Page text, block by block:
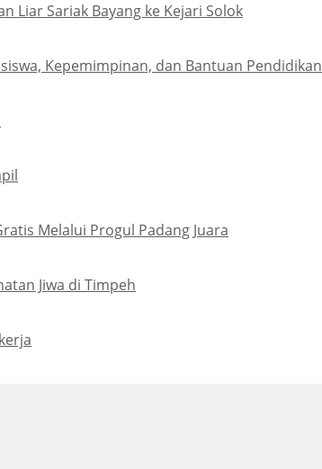
Liar Sariak Bayang ke Kejari Solok
Kepemimpinan, dan Bantuan Pendidikan
Melalui Progul Padang Juara
Jiwa di Timpeh